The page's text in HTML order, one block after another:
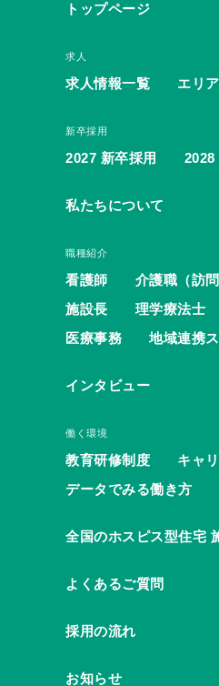
トップページ
求人
求人情報一覧 エリ
新卒採用
2027 新卒採用 2028
私たちについて
職種紹介
看護師 介護職（訪問
施設長
理学療法士
医療事務
地域連携
インタビュー
働く環境
教育研修制度 キャ
データでみる働き方
全国のホスピス型住宅
よくあるご質問
採用の流れ
お知らせ